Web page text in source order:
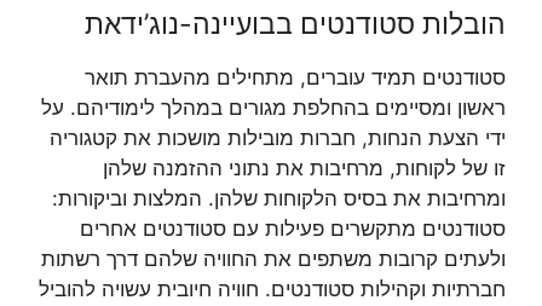
הובלות סטודנטים בבועיינה-נוג’ידאת
סטודנטים תמיד עוברים, מתחילים מהעברת תואר
ראשון ומסיימים בהחלפת מגורים במהלך לימודיהם. על
ידי הצעת הנחות, חברות מובילות מושכות את קטגוריה
זו של לקוחות, מרחיבות את נתוני ההזמנה שלהן
ומרחיבות את בסיס הלקוחות שלהן. המלצות וביקורות:
סטודנטים מתקשרים פעילות עם סטודנטים אחרים
ולעתים קרובות משתפים את החוויה שלהם דרך רשתות
חברתיות וקהילות סטודנטים. חוויה חיובית עשויה להוביל